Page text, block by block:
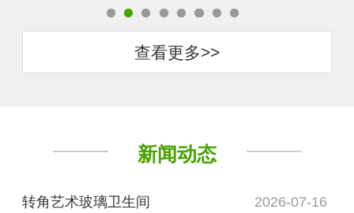
查看更多>>
新闻动态
转角艺术玻璃卫生间 2026-07-16